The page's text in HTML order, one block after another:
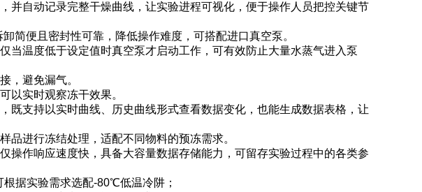
并自动记录完整干燥曲线，让实验进程可视化，便于操作人员把控关键节
简便且密封性可靠，降低操作难度，可搭配进口真空泵。
当温度低于设定值时真空泵才启动工作，可有效防止大量水蒸气进入泵
，避免漏气。
以实时观察冻干效果。
既支持以实时曲线、历史曲线形式查看数据变化，也能生成数据表格，让
品进行冻结处理，适配不同物料的预冻需求。
操作响应速度快，具备大容量数据存储能力，可留存实验过程中的各类参
据实验需求选配-80℃低温冷阱；